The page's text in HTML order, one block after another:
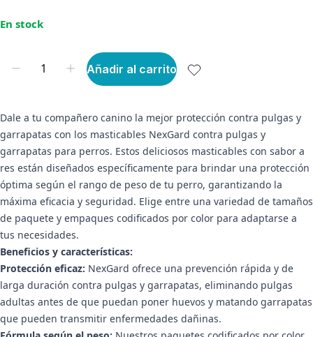
En stock
Añadir al carrito
Dale a tu compañero canino la mejor protección contra pulgas y
garrapatas con los masticables NexGard contra pulgas y
garrapatas para perros. Estos deliciosos masticables con sabor a
res están diseñados específicamente para brindar una protección
óptima según el rango de peso de tu perro, garantizando la
máxima eficacia y seguridad. Elige entre una variedad de tamaños
de paquete y empaques codificados por color para adaptarse a
tus necesidades.
Beneficios y características:
Protección eficaz: NexGard ofrece una prevención rápida y de
larga duración contra pulgas y garrapatas, eliminando pulgas
adultas antes de que puedan poner huevos y matando garrapatas
que pueden transmitir enfermedades dañinas.